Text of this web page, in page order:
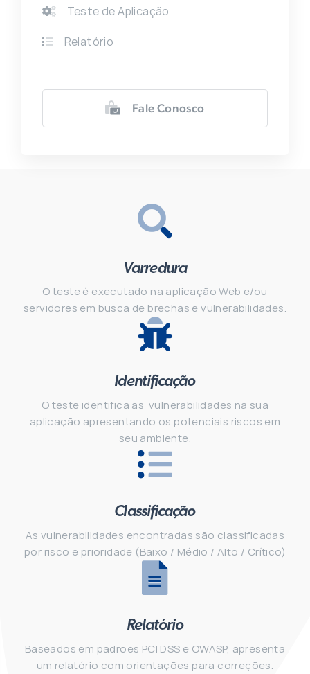
Teste de Aplicação
Relatório
Fale Conosco
Varredura
O teste é executado na aplicação Web e/ou
servidores em busca de brechas e vulnerabilidades.
Identificação
O teste identifica as vulnerabilidades na sua
aplicação apresentando os potenciais riscos em
seu ambiente.
Classificação
As vulnerabilidades encontradas são classificadas
por risco e prioridade (Baixo / Médio / Alto / Crítico)
Relatório
Baseados em padrões PCI DSS e OWASP, apresenta
um relatório com orientações para correções.